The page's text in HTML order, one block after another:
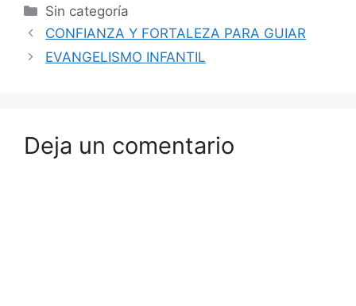
Sin categoría
CONFIANZA Y FORTALEZA PARA GUIAR
EVANGELISMO INFANTIL
Deja un comentario